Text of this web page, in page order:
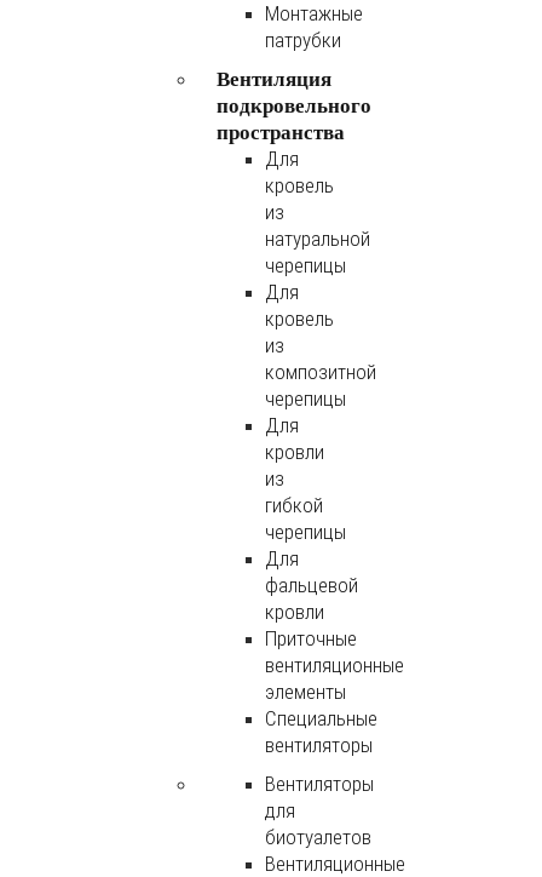
Монтажные
патрубки
Вентиляция
подкровельного
пространства
Для
кровель
из
натуральной
черепицы
Для
кровель
из
композитной
черепицы
Для
кровли
из
гибкой
черепицы
Для
фальцевой
кровли
Приточные
вентиляционные
элементы
Специальные
вентиляторы
Вентиляторы
для
биотуалетов
Вентиляционные